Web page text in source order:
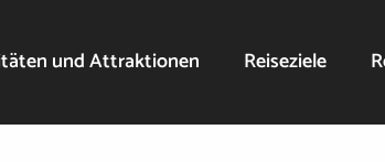
und Attraktionen Reiseziele